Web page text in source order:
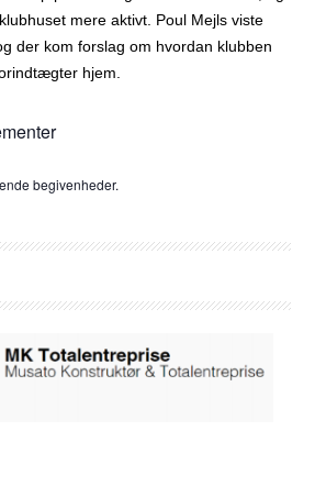
mere aktivt. Poul Mejls viste
der kom forslag om hvordan klubben
hjem.
begivenheder.